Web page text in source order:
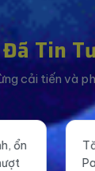
Tin
cải tiến và
giá rẻ mà chất
chuyên